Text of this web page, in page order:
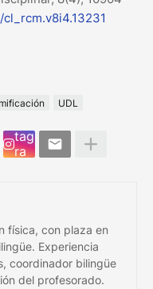
UDL
tag
ra
física, con plaza en
Experiencia
coordinador bilingüe
del profesorado.